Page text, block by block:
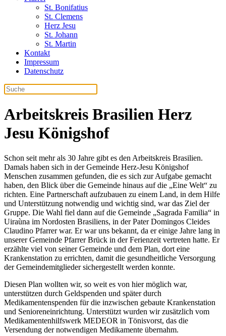
St. Bonifatius
St. Clemens
Herz Jesu
St. Johann
St. Martin
Kontakt
Impressum
Datenschutz
Arbeitskreis Brasilien Herz
Jesu Königshof
Schon seit mehr als 30 Jahre gibt es den Arbeitskreis Brasilien.
Damals haben sich in der Gemeinde Herz-Jesu Königshof
Menschen zusammen gefunden, die es sich zur Aufgabe gemacht
haben, den Blick über die Gemeinde hinaus auf die „Eine Welt“ zu
richten. Eine Partnerschaft aufzubauen zu einem Land, in dem Hilfe
und Unterstützung notwendig und wichtig sind, war das Ziel der
Gruppe. Die Wahl fiel dann auf die Gemeinde „Sagrada Familia“ in
Uiraùna im Nordosten Brasiliens, in der Pater Domingos Cleides
Claudino Pfarrer war. Er war uns bekannt, da er einige Jahre lang in
unserer Gemeinde Pfarrer Brück in der Ferienzeit vertreten hatte. Er
erzählte viel von seiner Gemeinde und dem Plan, dort eine
Krankenstation zu errichten, damit die gesundheitliche Versorgung
der Gemeindemitglieder sichergestellt werden konnte.
Diesen Plan wollten wir, so weit es von hier möglich war,
unterstützen durch Geldspenden und später durch
Medikamentenspenden für die inzwischen gebaute Krankenstation
und Senioreneinrichtung. Unterstützt wurden wir zusätzlich vom
Medikamentenhilfswerk MEDEOR in Tönisvorst, das die
Versendung der notwendigen Medikamente übernahm.